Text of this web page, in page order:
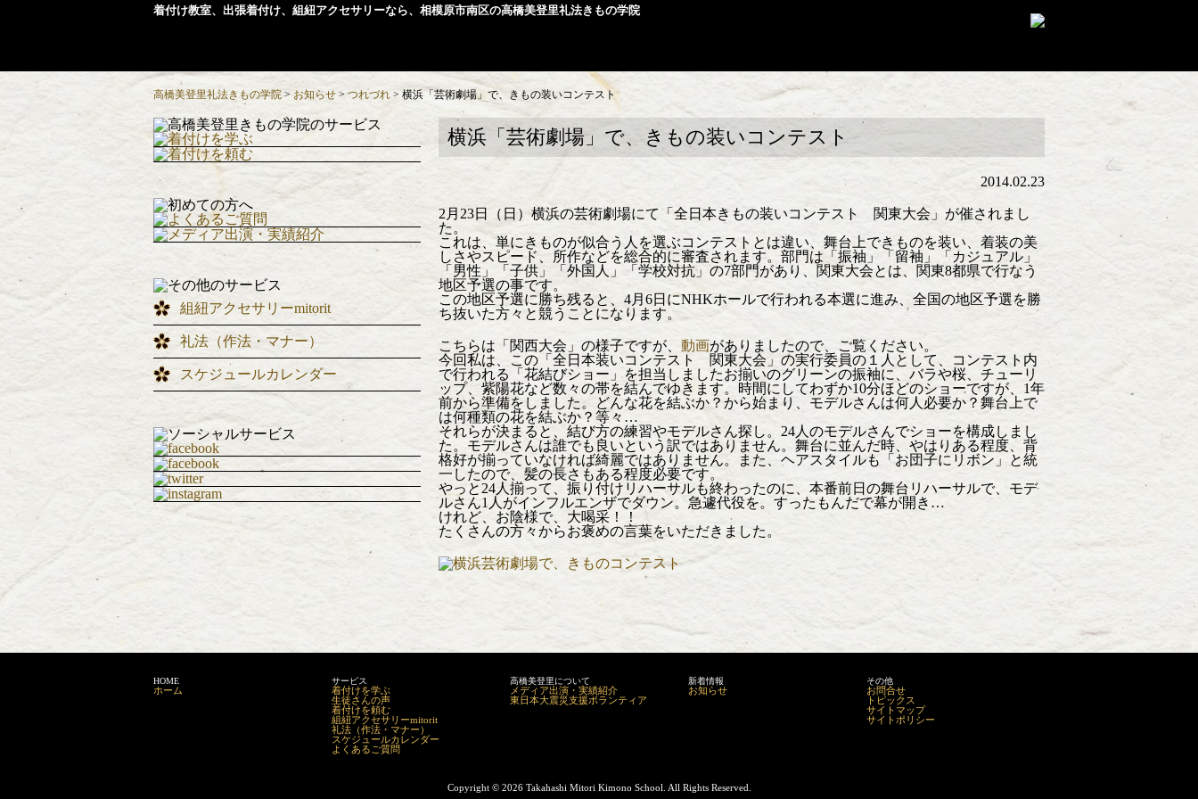
着付け教室、出張着付け、組紐アクセサリーなら、相模原市南区の高橋美登里礼法きもの学院
高橋美登里礼法きもの学院 > お知らせ > つれづれ > 横浜「芸術劇場」で、きもの装いコンテスト
横浜「芸術劇場」で、きもの装いコンテスト
2014.02.23
2月23日（日）横浜の芸術劇場にて「全日本きもの装いコンテスト 関東大会」が催されまし
た。
これは、単にきものが似合う人を選ぶコンテストとは違い、舞台上できものを装い、着装の美
しさやスピード、所作などを総合的に審査されます。部門は「振袖」「留袖」「カジュアル」
「男性」「子供」「外国人」「学校対抗」の7部門があり、関東大会とは、関東8都県で行なう
地区予選の事です。
この地区予選に勝ち残ると、4月6日にNHKホールで行われる本選に進み、全国の地区予選を勝
ち抜いた方々と競うことになります。
こちらは「関西大会」の様子ですが、 動画がありましたので、ご覧ください。
今回私は、この「全日本装いコンテスト 関東大会」の実行委員の１人として、コンテスト内
で行われる「花結びショー」を担当しましたお揃いのグリーンの振袖に、バラや桜、チューリ
ップ、紫陽花など数々の帯を結んでゆきます。時間にしてわずか10分ほどのショーですが、1年
前から準備をしました。どんな花を結ぶか？から始まり、モデルさんは何人必要か？舞台上で
は何種類の花を結ぶか？等々…
それらが決まると、結び方の練習やモデルさん探し。24人のモデルさんでショーを構成しまし
た。モデルさんは誰でも良いという訳ではありません。舞台に並んだ時、やはりある程度、背
格好が揃っていなければ綺麗ではありません。また、ヘアスタイルも「お団子にリボン」と統
一したので、髪の長さもある程度必要です。
やっと24人揃って、振り付けリハーサルも終わったのに、本番前日の舞台リハーサルで、モデ
ルさん1人がインフルエンザでダウン。急遽代役を。すったもんだで幕が開き…
けれど、お陰様で、大喝采！！
たくさんの方々からお褒めの言葉をいただきました。
組紐アクセサリーmitorit
礼法（作法・マナー）
スケジュールカレンダー
HOME
ホーム
サービス
着付けを学ぶ
生徒さんの声
着付けを頼む
組紐アクセサリーmitorit
礼法（作法・マナー）
スケジュールカレンダー
よくあるご質問
高橋美登里について
メディア出演・実績紹介
東日本大震災支援ボランティア
新着情報
お知らせ
その他
お問合せ
トピックス
サイトマップ
サイトポリシー
Copyright © 2026 Takahashi Mitori Kimono School. All Rights Reserved.